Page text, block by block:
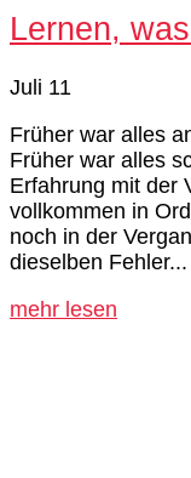
Lernen,
Juli 11
Früher war alles
Früher war alles
Erfahrung mit der
vollkommen in
noch in der
dieselben Fehler...
mehr lesen